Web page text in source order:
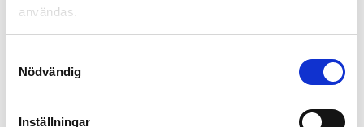
användas.
Nödvändig
Inställningar
U16: AIK
U17: IFK Göteborg